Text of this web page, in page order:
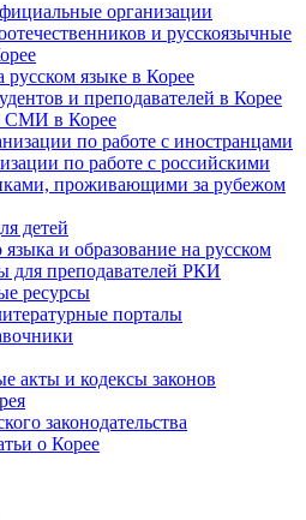
организации
и русскоязычные
русском языке в Корее
и преподавателей в Корее
СМИ в Корее
по работе с иностранцами
по работе с российскими
проживающими за рубежом
детей
языка и образование на русском
для преподавателей РКИ
ресурсы
порталы
акты и кодексы законов
законодательства
о Корее